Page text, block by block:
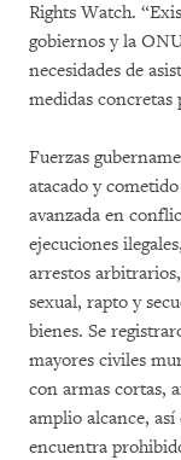
Rights Watch.
gobiernos y la
necesidades de
medidas concretas
Fuerzas
atacado y
avanzada en
ejecuciones
arrestos
sexual, rapto y
bienes. Se
mayores civiles
con armas cortas,
amplio alcance,
encuentra